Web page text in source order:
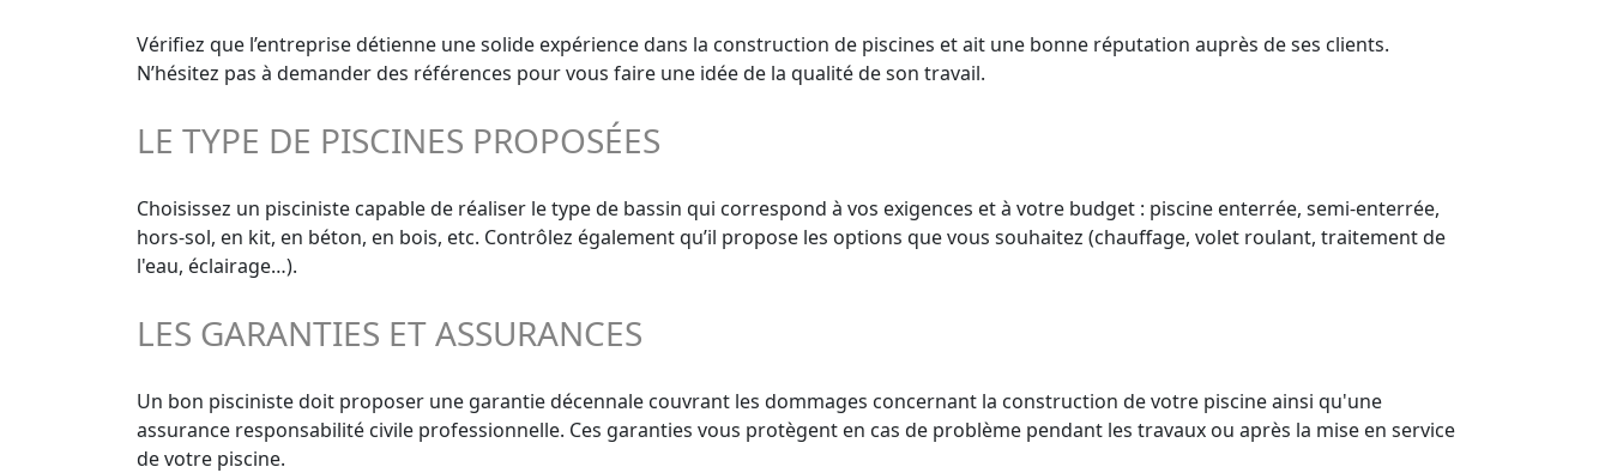
Vérifiez que l’entreprise détienne une solide expérience dans la construction de piscines et ait une bonne réputation auprès de ses clients.
N’hésitez pas à demander des références pour vous faire une idée de la qualité de son travail.
LE TYPE DE PISCINES PROPOSÉES
Choisissez un pisciniste capable de réaliser le type de bassin qui correspond à vos exigences et à votre budget : piscine enterrée, semi-enterrée,
hors-sol, en kit, en béton, en bois, etc. Contrôlez également qu’il propose les options que vous souhaitez (chauffage, volet roulant, traitement de
l'eau, éclairage…).
LES GARANTIES ET ASSURANCES
Un bon pisciniste doit proposer une garantie décennale couvrant les dommages concernant la construction de votre piscine ainsi qu'une
assurance responsabilité civile professionnelle. Ces garanties vous protègent en cas de problème pendant les travaux ou après la mise en service
de votre piscine.